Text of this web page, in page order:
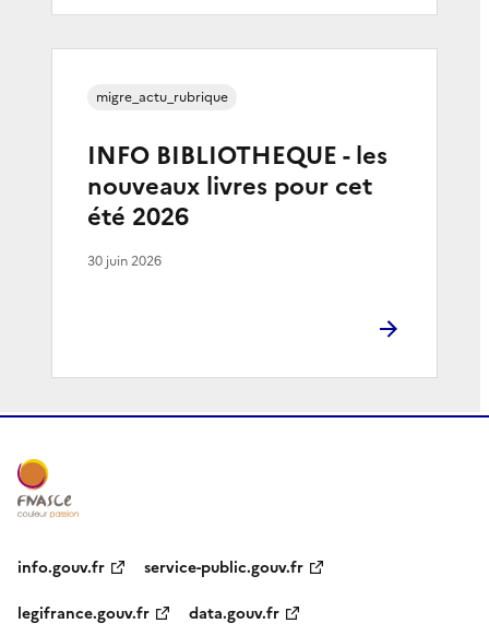
INFO BIBLIOTHEQUE - les
nouveaux livres pour cet
été 2026
migre_actu_rubrique
30 juin 2026
info.gouv.fr
service-public.gouv.fr
legifrance.gouv.fr
data.gouv.fr